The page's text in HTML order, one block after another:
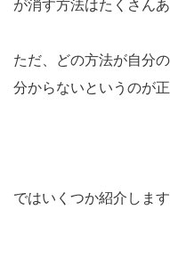
が消す方法はたくさんあ
ただ、どの方法が自分
分からないというのが
ではいくつか紹介します